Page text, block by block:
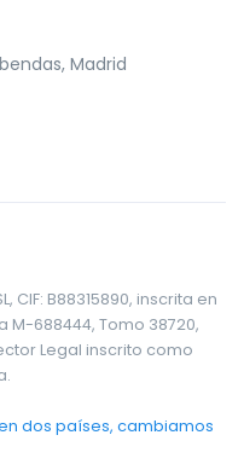
Madrid
CIF: B88315890, inscrita en
M-688444, Tomo 38720,
Legal inscrito como
dos países, cambiamos